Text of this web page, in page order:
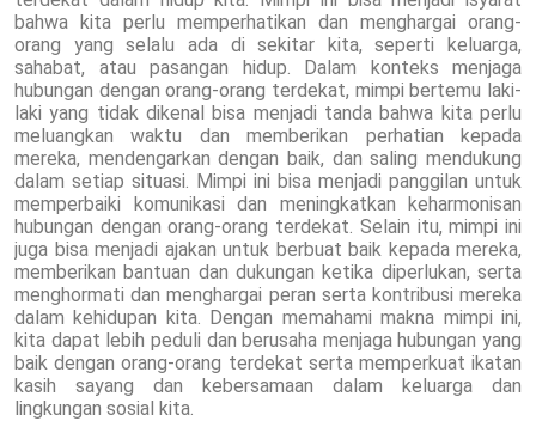
bahwa kita perlu memperhatikan dan menghargai orang-
orang yang selalu ada di sekitar kita, seperti keluarga,
sahabat, atau pasangan hidup. Dalam konteks menjaga
hubungan dengan orang-orang terdekat, mimpi bertemu laki-
laki yang tidak dikenal bisa menjadi tanda bahwa kita perlu
meluangkan waktu dan memberikan perhatian kepada
mereka, mendengarkan dengan baik, dan saling mendukung
dalam setiap situasi. Mimpi ini bisa menjadi panggilan untuk
memperbaiki komunikasi dan meningkatkan keharmonisan
hubungan dengan orang-orang terdekat. Selain itu, mimpi ini
juga bisa menjadi ajakan untuk berbuat baik kepada mereka,
memberikan bantuan dan dukungan ketika diperlukan, serta
menghormati dan menghargai peran serta kontribusi mereka
dalam kehidupan kita. Dengan memahami makna mimpi ini,
kita dapat lebih peduli dan berusaha menjaga hubungan yang
baik dengan orang-orang terdekat serta memperkuat ikatan
kasih sayang dan kebersamaan dalam keluarga dan
lingkungan sosial kita.